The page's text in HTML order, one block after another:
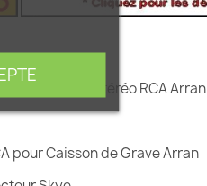
Câble Stéréo RCA Arran
pour Caisson de Grave Arran